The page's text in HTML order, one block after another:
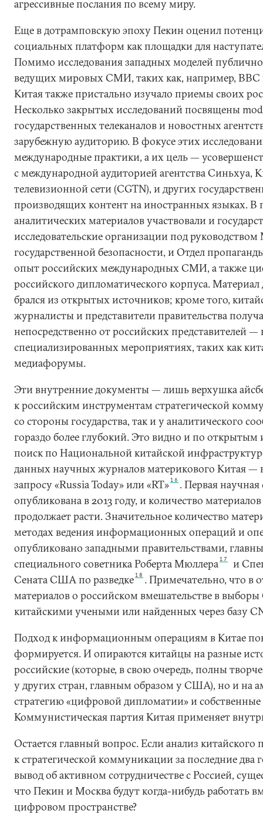
агрессивные послания по всему миру.
Еще в дотрамповскую эпоху Пекин оценил
социальных платформ как площадки для
Помимо исследования западных моделей
ведущих мировых СМИ, таких как, например, BBC
Китая также пристально изучало приемы своих
Несколько закрытых исследований посвящены
государственных телеканалов и новостных
зарубежную аудиторию. В фокусе этих
международные практики, а их цель —
с международной аудиторией агентства Синьхуа,
телевизионной сети (CGTN), и других
производящих контент на иностранных языках. В
аналитических материалов участвовали и
исследовательские организации под
государственной безопасности, и Отдел
опыт российских международных СМИ, а также
российского дипломатического корпуса. Материал
брался из открытых источников; кроме того,
журналисты и представители правительства
непосредственно от российских представителей —
специализированных мероприятиях, таких как
медиафорумы.
Эти внутренние документы — лишь верхушка
к российским инструментам стратегической
со стороны государства, так и у аналитического
гораздо более глубокий. Это видно и по
поиск по Национальной китайской
данных научных журналов материкового Китая —
запросу «Russia Today» или «RT»16 . Первая научная
опубликована в 2013 году, и количество
продолжает расти. Значительное количество
методах ведения информационных операций и
опубликовано западными правительствами,
специального советника Роберта Мюллера17
и
Сената США по разведке18 . Примечательно, что в
материалов о российском вмешательстве в
китайскими учеными или найденных через базу
Подход к информационным операциям в Китае
формируется. И опираются китайцы на разные
российские (которые, в свою очередь, полны
у других стран, главным образом у США), но и на
стратегию «цифровой дипломатии» и
Коммунистическая партия Китая применяет
Остается главный вопрос. Если анализ китайского
к стратегической коммуникации за последние два
вывод об активном сотрудничестве с Россией,
что Пекин и Москва будут когда-нибудь работать
цифровом пространстве?